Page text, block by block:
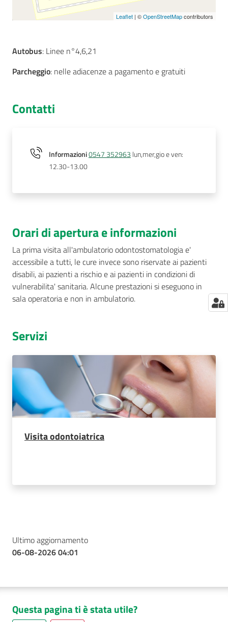
Leaflet | ©OpenStreetMapcontributors
Autobus: Linee n°4,6,21
Parcheggio: nelle adiacenze a pagamento e gratuiti
Contatti
Informazioni0547 352963 lun,mer,gio e ven:
12.30-13.00
Orari di apertura e informazioni
La prima visita all'ambulatorio odontostomatologia e'
accessibile a tutti, le cure invece sono riservate ai pazienti
disabili, ai pazienti a rischio e ai pazienti in condizioni di
vulnerabilita' sanitaria. Alcune prestazioni si eseguono in
sala operatoria e non in ambulatorio.
Servizi
Visita odontoiatrica
Ultimo aggiornamento
06-08-2026 04:01
Questa pagina ti è stata utile?